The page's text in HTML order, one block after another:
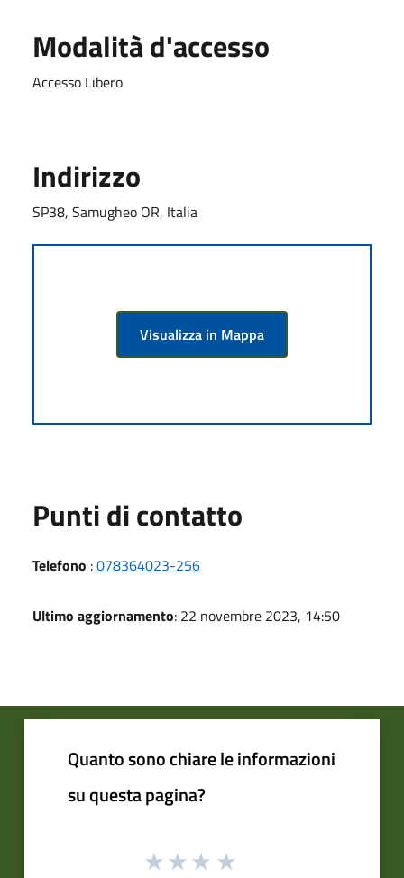
Modalità d'accesso
Accesso Libero
Indirizzo
SP38, Samugheo OR, Italia
Visualizza in Mappa
Punti di contatto
Telefono :078364023-256
Ultimo aggiornamento: 22 novembre 2023, 14:50
Quanto sono chiare le informazioni
su questa pagina?